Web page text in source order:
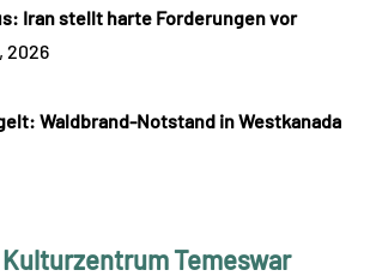
Iran stellt harte Forderungen vor
2026
Waldbrand-Notstand in Westkanada
Temeswar